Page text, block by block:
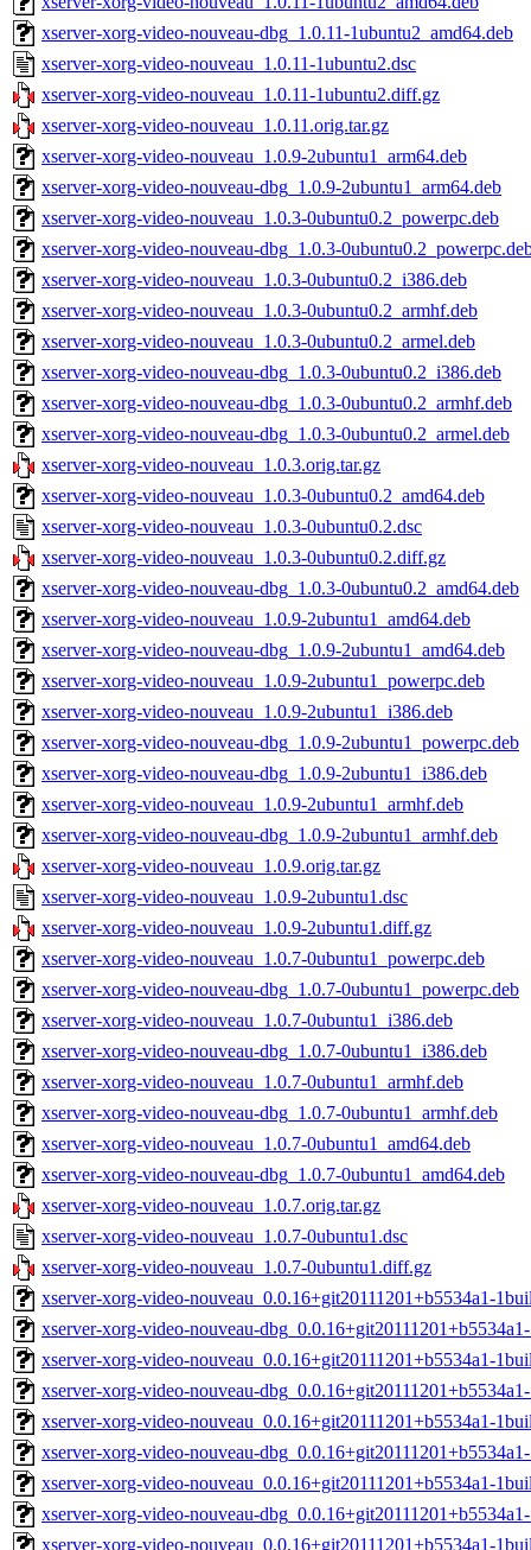
xserver-xorg-video-nouveau-dbg_1.0.11-1ubuntu2_amd64.deb
xserver-xorg-video-nouveau_1.0.11-1ubuntu2.dsc
xserver-xorg-video-nouveau_1.0.11-1ubuntu2.diff.gz
xserver-xorg-video-nouveau_1.0.11.orig.tar.gz
xserver-xorg-video-nouveau_1.0.9-2ubuntu1_arm64.deb
xserver-xorg-video-nouveau-dbg_1.0.9-2ubuntu1_arm64.deb
xserver-xorg-video-nouveau_1.0.3-0ubuntu0.2_powerpc.deb
xserver-xorg-video-nouveau-dbg_1.0.3-
xserver-xorg-video-nouveau_1.0.3-0ubuntu0.2_i386.deb
xserver-xorg-video-nouveau_1.0.3-0ubuntu0.2_armhf.deb
xserver-xorg-video-nouveau_1.0.3-0ubuntu0.2_armel.deb
xserver-xorg-video-nouveau-dbg_1.0.3-0ubuntu0.2_i386.deb
xserver-xorg-video-nouveau-dbg_1.0.3-0ubuntu0.2_armhf.deb
xserver-xorg-video-nouveau-dbg_1.0.3-0ubuntu0.2_armel.deb
xserver-xorg-video-nouveau_1.0.3.orig.tar.gz
xserver-xorg-video-nouveau_1.0.3-0ubuntu0.2_amd64.deb
xserver-xorg-video-nouveau_1.0.3-0ubuntu0.2.dsc
xserver-xorg-video-nouveau_1.0.3-0ubuntu0.2.diff.gz
xserver-xorg-video-nouveau-dbg_1.0.3-0ubuntu0.2_amd64.deb
xserver-xorg-video-nouveau_1.0.9-2ubuntu1_amd64.deb
xserver-xorg-video-nouveau-dbg_1.0.9-2ubuntu1_amd64.deb
xserver-xorg-video-nouveau_1.0.9-2ubuntu1_powerpc.deb
xserver-xorg-video-nouveau_1.0.9-2ubuntu1_i386.deb
xserver-xorg-video-nouveau-dbg_1.0.9-2ubuntu1_powerpc.deb
xserver-xorg-video-nouveau-dbg_1.0.9-2ubuntu1_i386.deb
xserver-xorg-video-nouveau_1.0.9-2ubuntu1_armhf.deb
xserver-xorg-video-nouveau-dbg_1.0.9-2ubuntu1_armhf.deb
xserver-xorg-video-nouveau_1.0.9.orig.tar.gz
xserver-xorg-video-nouveau_1.0.9-2ubuntu1.dsc
xserver-xorg-video-nouveau_1.0.9-2ubuntu1.diff.gz
xserver-xorg-video-nouveau_1.0.7-0ubuntu1_powerpc.deb
xserver-xorg-video-nouveau-dbg_1.0.7-0ubuntu1_powerpc.deb
xserver-xorg-video-nouveau_1.0.7-0ubuntu1_i386.deb
xserver-xorg-video-nouveau-dbg_1.0.7-0ubuntu1_i386.deb
xserver-xorg-video-nouveau_1.0.7-0ubuntu1_armhf.deb
xserver-xorg-video-nouveau-dbg_1.0.7-0ubuntu1_armhf.deb
xserver-xorg-video-nouveau_1.0.7-0ubuntu1_amd64.deb
xserver-xorg-video-nouveau-dbg_1.0.7-0ubuntu1_amd64.deb
xserver-xorg-video-nouveau_1.0.7.orig.tar.gz
xserver-xorg-video-nouveau_1.0.7-0ubuntu1.dsc
xserver-xorg-video-nouveau_1.0.7-0ubuntu1.diff.gz
xserver-xorg-video-nouveau_0.0.16+git20111201+b5534a1-
xserver-xorg-video-nouveau-
xserver-xorg-video-nouveau_0.0.16+git20111201+b5534a1-
xserver-xorg-video-nouveau-
xserver-xorg-video-nouveau_0.0.16+git20111201+b5534a1-
xserver-xorg-video-nouveau-
xserver-xorg-video-nouveau_0.0.16+git20111201+b5534a1-
xserver-xorg-video-nouveau-
xserver-xorg-video-nouveau_0.0.16+git20111201+b5534a1-